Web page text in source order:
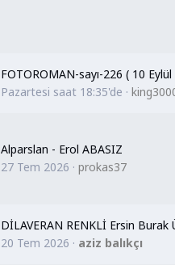
FOTOROMAN-sayı-226 ( 10
Pazartesi saat 18:35'de
Alparslan - Erol ABASIZ
27 Tem 2026
prokas37
20 Tem 2026
aziz balıkçı